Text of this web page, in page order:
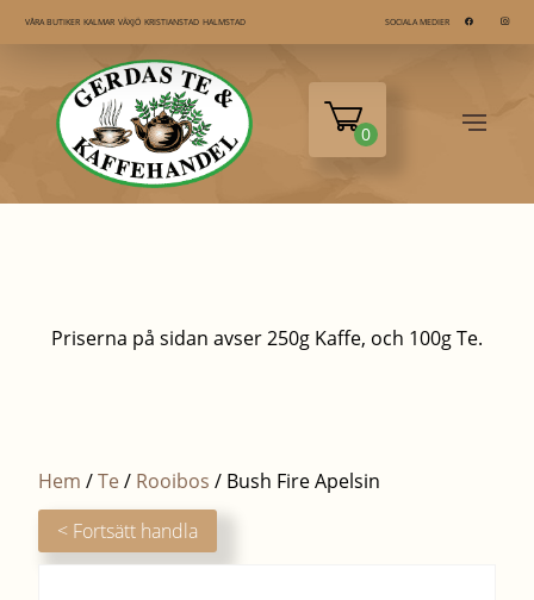
VÅRA BUTIKER KALMAR VÄXJÖ KRISTIANSTAD HALMSTAD SOCIALA MEDIER
0
Priserna på sidan avser 250g Kaffe, och 100g Te.
Hem /Te / Rooibos / Bush Fire Apelsin
< Fortsätt handla